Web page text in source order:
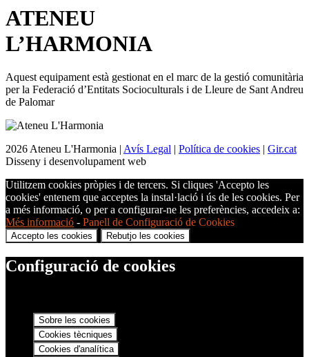
ATENEU
L’HARMONIA
Aquest equipament està gestionat en el marc de la gestió comunitària
per la Federació d’Entitats Socioculturals i de Lleure de Sant Andreu
de Palomar
2026 Ateneu L'Harmonia | Avís Legal | Política de cookies | Gir.cat
Disseny i desenvolupament web
Utilitzem cookies pròpies i de tercers. Si cliques 'Accepto les
cookies' entenem que acceptes la instal·lació i ús de les cookies. Per
a més informació, o per a configurar-ne les preferències, accedeix a:
Més informació - Panell de Configuració de Cookies
Accepto les cookies Rebutjo les cookies
Configuració de cookies
Sobre les cookies
Cookies tècniques
Cookies d'analítica